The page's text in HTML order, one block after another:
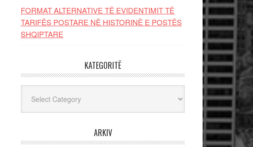
FORMAT ALTERNATIVE TË EVIDENTIMIT TË
TARIFËS POSTARE NË HISTORINË E POSTËS
SHQIPTARE
KATEGORITË
ARKIV